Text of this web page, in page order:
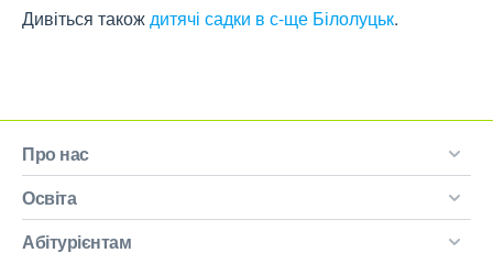
Дивіться такождитячі садки в с-ще Білолуцьк.
Про нас
Освіта
Абітурієнтам